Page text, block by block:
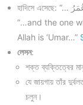
“…and the one
Allah is ‘Umar…”
লেসন:
শক্ত ব্যক্তিত্বের
যে জায়গায় তাঁর
চলুন।